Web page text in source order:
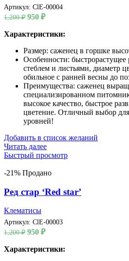
Артикул: ClE-00004
1,200₽ Первоначальная
составляла
950 ₽Текущая
950 ₽.
Характеристики:
Размер: саженец в горшке
Особенности: быстрорастущее
стеблем и листьями, диаметр
обильное с ранней весны до
Преимущества: саженец
специализированном
высокое качество, быстрое
цветение. Отличный выбор
уровней!
Добавить в список желаний
Читать далее
Быстрый просмотр
-21% Продано
Ред стар ‘Red star’
Клематисы
Артикул: ClE-00003
1,200₽ Первоначальная
составляла
950 ₽Текущая
950 ₽.
Характеристики: